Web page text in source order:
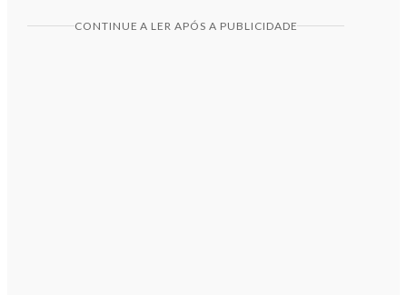
CONTINUE A LER APÓS A PUBLICIDADE